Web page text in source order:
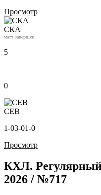
Просмотр
СКА
матч завершен
5
0
СЕВ
1-03-01-0
Просмотр
КХЛ.
2026 / №717